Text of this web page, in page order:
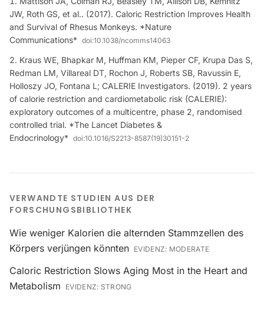
JW, Roth GS, et al.. (2017). Caloric Restriction Improves Health
and Survival of Rhesus Monkeys. *Nature
Communications* doi:10.1038/ncomms14063
Kraus WE, Bhapkar M, Huffman KM, Pieper CF, Krupa Das S,
Redman LM, Villareal DT, Rochon J, Roberts SB, Ravussin E,
Holloszy JO, Fontana L; CALERIE Investigators. (2019). 2 years
of calorie restriction and cardiometabolic risk (CALERIE):
exploratory outcomes of a multicentre, phase 2, randomised
controlled trial. *The Lancet Diabetes &
Endocrinology* doi:10.1016/S2213-8587(19)30151-2
VERWANDTE STUDIEN AUS DER
FORSCHUNGSBIBLIOTHEK
Wie weniger Kalorien die alternden Stammzellen des
Körpers verjüngen könnten EVIDENZ: MODERATE
Caloric Restriction Slows Aging Most in the Heart and
Metabolism
EVIDENZ: STRONG